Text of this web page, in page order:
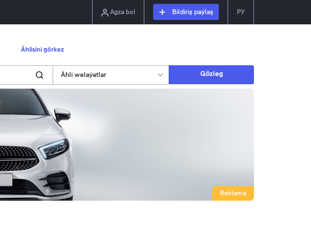
Agza bol Bildiriş paýlaş РУ
Ählisini görkez
Gözleg
Reklama